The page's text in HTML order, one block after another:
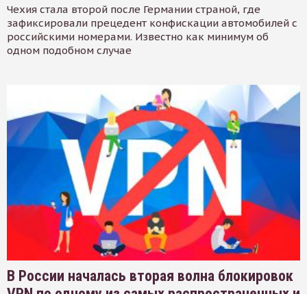
Чехия стала второй после Германии страной, где
зафиксировали прецедент конфискации автомобилей с
российскими номерами. Известно как минимум об
одном подобном случае
В России началась вторая волна блокировок